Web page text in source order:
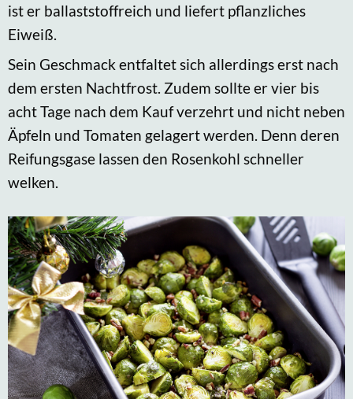
ist er ballaststoffreich und liefert pflanzliches
Eiweiß.
Sein Geschmack entfaltet sich allerdings erst nach
dem ersten Nachtfrost. Zudem sollte er vier bis
acht Tage nach dem Kauf verzehrt und nicht neben
Äpfeln und Tomaten gelagert werden. Denn deren
Reifungsgase lassen den Rosenkohl schneller
welken.